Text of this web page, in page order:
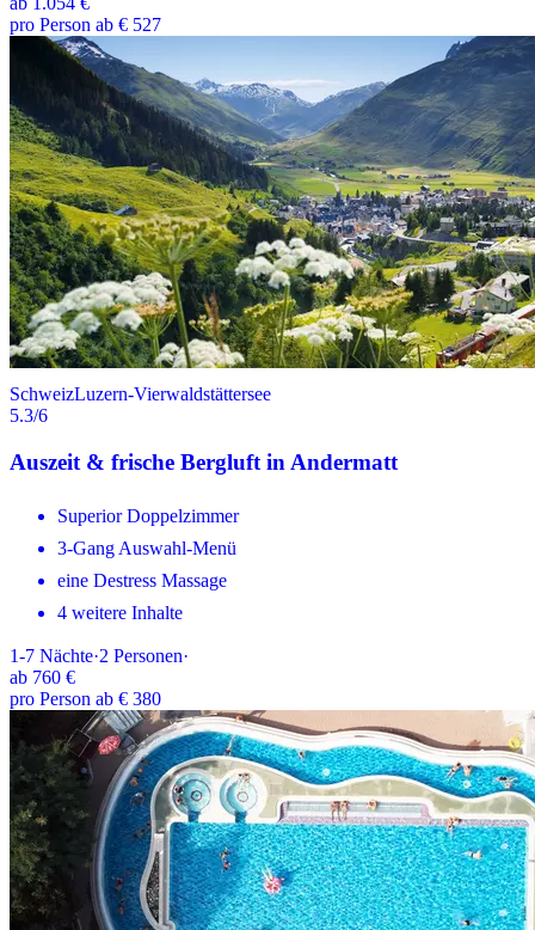
pro Person ab € 527
SchweizLuzern-Vierwaldstättersee
5.3/6
Auszeit & frische Bergluft in Andermatt
Superior Doppelzimmer
3-Gang Auswahl-Menü
eine Destress Massage
4 weitere Inhalte
1-7 Nächte·2 Personen·
ab 760 €
pro Person ab € 380